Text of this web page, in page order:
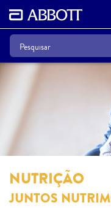
NUTRIÇÃO
JUNTOS